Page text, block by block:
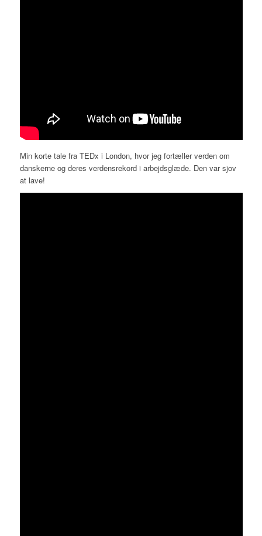
Min korte tale fra TEDx i London, hvor jeg fortæller verden om
danskerne og deres verdensrekord i arbejdsglæde. Den var sjov
at lave!